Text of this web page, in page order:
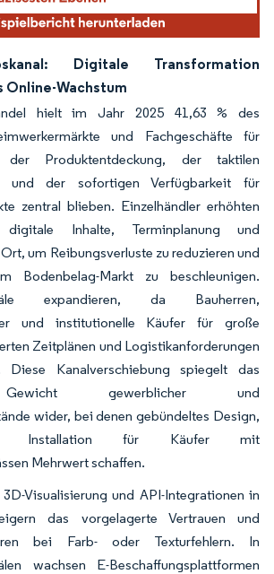
Digitale Transformation
Online-Wachstum
hielt im Jahr 2025 41,63 % des
und Fachgeschäfte für
der Produktentdeckung, der taktilen
und der sofortigen Verfügbarkeit für
zentral blieben. Einzelhändler erhöhten
Inhalte, Terminplanung und
um Reibungsverluste zu reduzieren und
Bodenbelag-Markt zu beschleunigen.
expandieren, da Bauherren,
und institutionelle Käufer für große
Zeitplänen und Logistikanforderungen
Diese Kanalverschiebung spiegelt das
gewerblicher und
wider, bei denen gebündeltes Design,
Installation für Käufer mit
Mehrwert schaffen.
Visualisierung und API-Integrationen in
das vorgelagerte Vertrauen und
bei Farb- oder Texturfehlern. In
wachsen E-Beschaffungsplattformen